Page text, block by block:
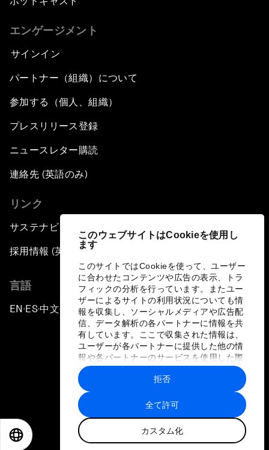
このウェブサイトはCookieを使用し
ます
このサイトではCookieを使って、ユーザー
に合わせたコンテンツや広告の表示、トラ
フィックの分析を行っています。またユー
ザーによるサイトの利用状況についても情
報を収集し、ソーシャルメディアや広告配
信、データ解析の各パートナーに情報を共
有しています。ここで収集された情報は、
ユーザーが各パートナーに提供した他の情
報や各パートナーのサービスを使用した際
に収集された情報と組み合わされ、各パー
トナーによって使用されることがありま
す。
全て許可
カスタム化
拒否
エンゲージメント
サインイン
パートナー（組織）について
参加する（個人、組織）
プレスリリース登録
ニュースレター購読
連絡先 (英語のみ)
リンク
サステナビリティへの取り組み
採用情報 (英語のみ)
言語
EN ▪ES▪中文▪ 日本語
プライバシーポリシーと利用規約
サイトマップ
©
世界経済フォーラム